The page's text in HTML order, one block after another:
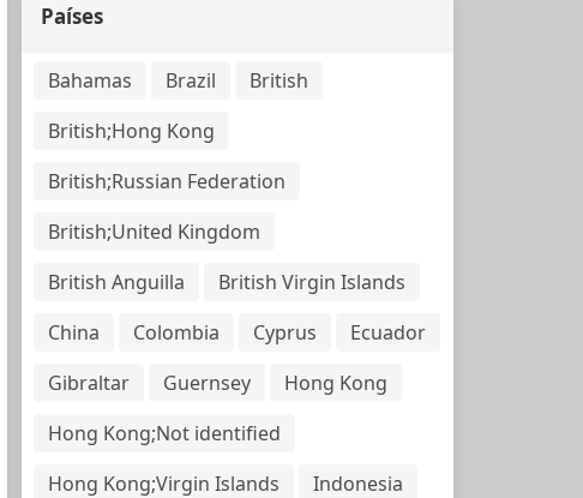
Países
Bahamas Brazil
British
British;Hong Kong
British;Russian Federation
British;United Kingdom
British Anguilla
British Virgin Islands
China
Colombia Cyprus
Ecuador
Gibraltar
Guernsey
Hong Kong
Hong Kong;Not identified
Hong Kong;Virgin Islands
Indonesia